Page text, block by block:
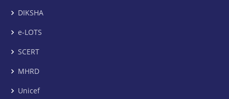
DIKSHA
e-LOTS
SCERT
MHRD
Unicef